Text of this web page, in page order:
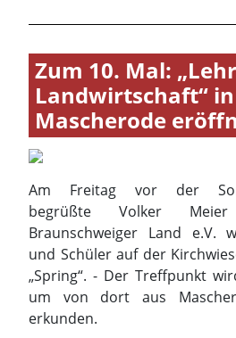
Am Freitag vor der
begrüßte Volker
Braunschweiger Land e.V.
und Schüler auf der
„Spring“. - Der Treffpunkt
erkunden.
Landwirte Heinrich Pape
Mascherode sowie Jörn
standen bereit,
Wasserbrüdern aus
Wirtschaftsweisen zu